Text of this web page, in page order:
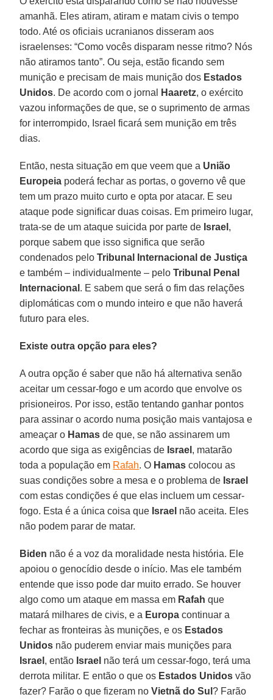
amanhã. Eles atiram, atiram e matam civis o tempo
todo. Até os oficiais ucranianos disseram aos
israelenses: “Como vocês disparam nesse ritmo? Nós
não atiramos tanto”. Ou seja, estão ficando sem
munição e precisam de mais munição dos Estados
Unidos. De acordo com o jornal Haaretz, o exército
vazou informações de que, se o suprimento de armas
for interrompido, Israel ficará sem munição em três
dias.
Então, nesta situação em que veem que a União
Europeia poderá fechar as portas, o governo vê que
tem um prazo muito curto e opta por atacar. E seu
ataque pode significar duas coisas. Em primeiro lugar,
trata-se de um ataque suicida por parte de Israel ,
porque sabem que isso significa que serão
condenados peloTribunal Internacional de Justiça
e também – individualmente – peloTribunal
Penal
Internacional . E sabem que será o fim das relações
diplomáticas com o mundo inteiro e que não haverá
futuro para eles.
Existe outra opção para eles?
A outra opção é saber que não há alternativa senão
aceitar um cessar-fogo e um acordo que envolve os
prisioneiros. Por isso, estão tentando ganhar pontos
para assinar o acordo numa posição mais vantajosa e
ameaçar o Hamas de que, se não assinarem um
acordo que siga as exigências de Israel , matarão
toda a população em Rafah. O Hamas colocou as
suas condições sobre a mesa e o problema de Israel
com estas condições é que elas incluem um cessar-
fogo. Esta é a única coisa que Israel não aceita. Eles
não podem parar de matar.
Biden não é a voz da moralidade nesta história. Ele
apoiou o genocídio desde o início. Mas ele também
entende que isso pode dar muito errado. Se houver
algo como um ataque em massa em Rafah que
matará milhares de civis, e a Europa continuar a
fechar as fronteiras às munições, e os Estados
Unidos não puderem enviar mais munições para
Israel , então Israel não terá um cessar-fogo, terá uma
derrota militar. E então o que os Estados Unidos vão
fazer? Farão o que fizeram noVietnã do Sul? Farão